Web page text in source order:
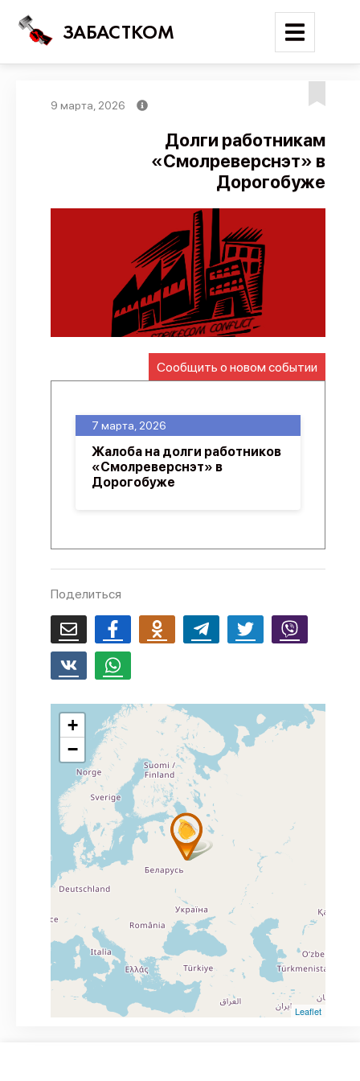
ЗАБАСТКОМ
Поиск
Карта событий
Трудовые конфликты
Отчеты
Предложить публикацию
Справочник
API
О проекте
9 марта, 2026
Долги работникам
«Смолреверснэт» в
Дорогобуже
Сообщить о новом событии
7 марта, 2026
Жалоба на долги работников
«Смолреверснэт» в
Дорогобуже
Поделиться
+
−
Leaflet